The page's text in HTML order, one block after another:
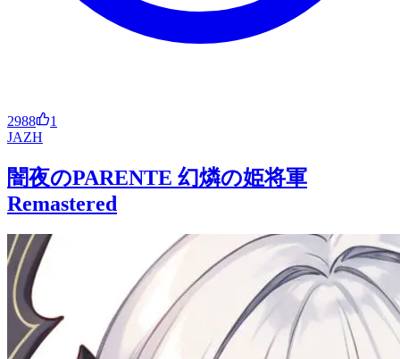
2988
1
JAZH
闇夜のPARENTE 幻燐の姫将軍
Remastered